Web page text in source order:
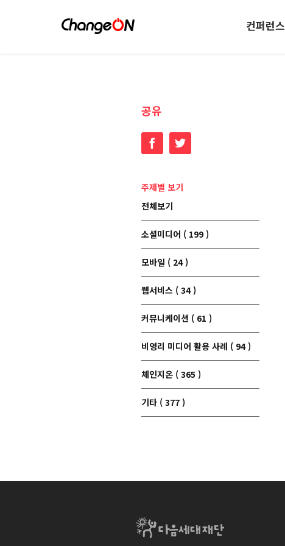
컨퍼런스
공유
FacebookTwitter
주제별 보기
전체보기
소셜미디어 ( 199 )
모바일 ( 24 )
웹서비스 ( 34 )
커뮤니케이션 ( 61 )
비영리 미디어 활용 사례 ( 94 )
체인지온 ( 365 )
기타 ( 377 )